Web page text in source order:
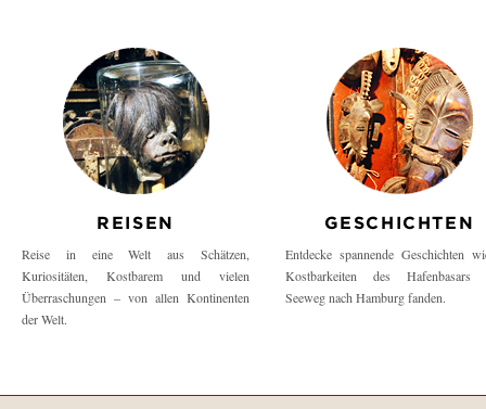
REISEN
Reise in eine Welt aus Schätzen,
Kuriositäten, Kostbarem und vielen
Überraschungen – von allen Kontinenten
der Welt.
GESCHICHTEN
Entdecke spannende Geschichten
Kostbarkeiten des Hafenbasars
Seeweg nach Hamburg fanden.